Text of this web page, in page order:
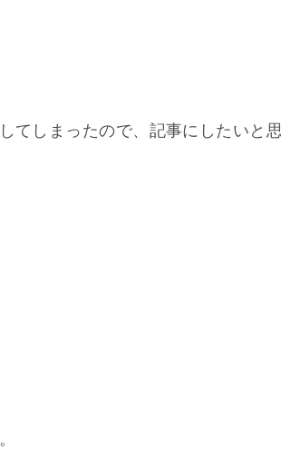
てしまったので、記事にしたいと